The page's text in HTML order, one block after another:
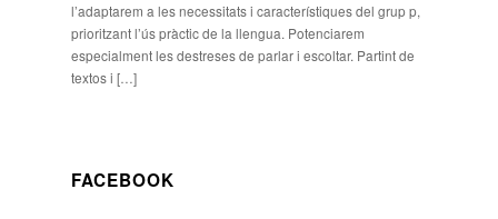
l’adaptarem a les necessitats i característiques del grup p,
prioritzant l’ús pràctic de la llengua. Potenciarem
especialment les destreses de parlar i escoltar. Partint de
textos i […]
FACEBOOK